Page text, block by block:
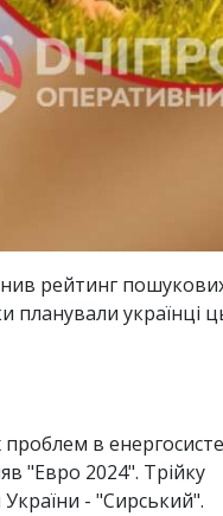
рейтинг
планували українці
проблем в
"Евро 2024". Трійку
- "Сирський".